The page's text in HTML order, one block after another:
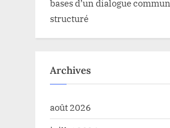
bases d’un dialogue
structuré
Archives
août 2026